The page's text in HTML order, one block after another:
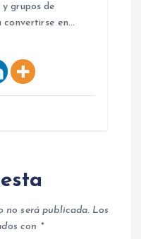
y grupos de
convertirse en…
no será publicada. Los
con *